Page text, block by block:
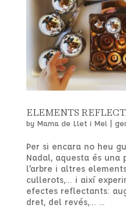
ELEMENTS
by Mama de Llet i Mel |
Per si encara no heu
Nadal, aquesta és una
l’arbre i altres
cullerots,… i així
efectes reflectants:
dret, del revés,… ...